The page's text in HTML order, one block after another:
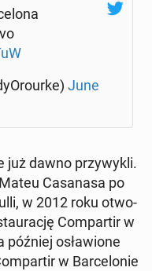
June
już dawno przy­wy­kli.
Ca­sa­na­sa po
w 2012 roku otwo­
Com­par­tir w
później osła­wio­ne
w Bar­ce­lo­nie